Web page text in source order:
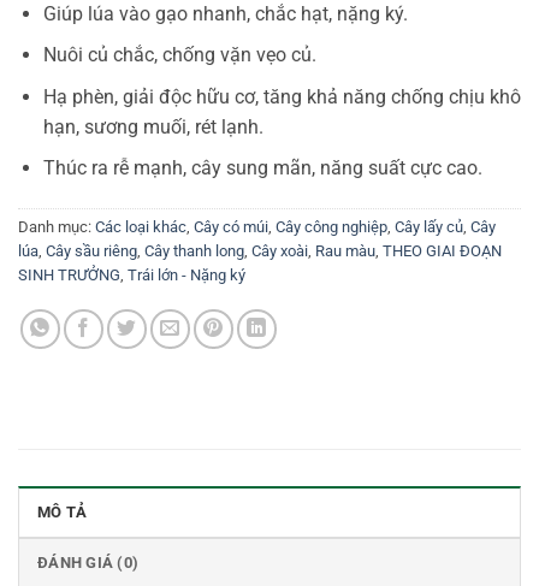
Giúp lúa vào gạo nhanh, chắc hạt, nặng ký.
Nuôi củ chắc, chống vặn vẹo củ.
Hạ phèn, giải độc hữu cơ, tăng khả năng chống chịu khô
hạn, sương muối, rét lạnh.
Thúc ra rễ mạnh, cây sung mãn, năng suất cực cao.
Danh mục: Các loại khác, Cây có múi, Cây công nghiệp, Cây lấy củ, Cây
lúa, Cây sầu riêng, Cây thanh long, Cây xoài, Rau màu, THEO GIAI ĐOẠN
SINH TRƯỞNG, Trái lớn - Nặng ký
MÔ TẢ
ĐÁNH GIÁ (0)